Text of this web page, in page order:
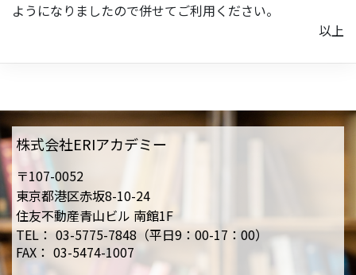
ようになりましたので併せてご利用ください。
以上
株式会社ERIアカデミー
〒107-0052
東京都港区赤坂8-10-24
住友不動産青山ビル 南館1F
TEL： 03-5775-7848（平日9：00-17：00）
FAX： 03-5474-1007